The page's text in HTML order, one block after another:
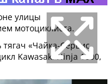
улицы
мотоциклиста.
«Чайка-Сервис
Kawasaki Ninja 1000,